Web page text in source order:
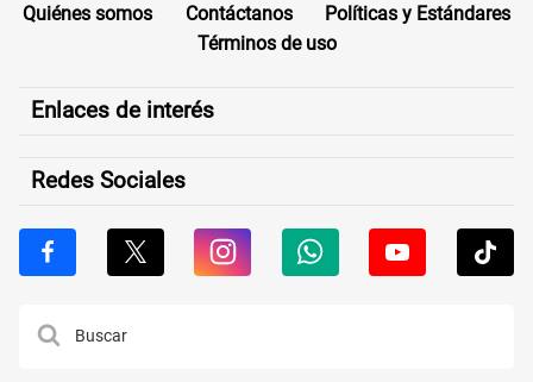
Quiénes somos Contáctanos
Políticas y Estándares
Términos de uso
Enlaces de interés
Redes Sociales